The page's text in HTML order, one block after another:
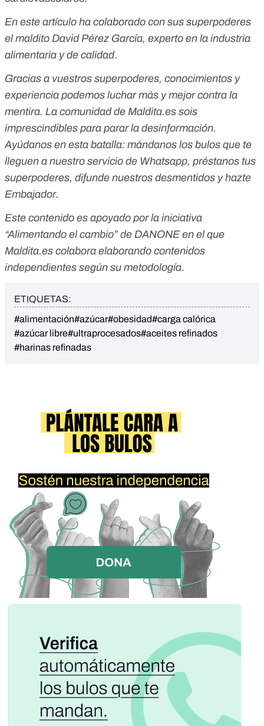
En este artículo ha colaborado con sus superpoderes
el maldito David Pérez García, experto en la industria
alimentaria y de calidad.
Gracias a vuestros superpoderes, conocimientos y
experiencia podemos luchar más y mejor contra la
mentira. La comunidad de Maldita.es sois
imprescindibles para parar la desinformación.
Ayúdanos en esta batalla: mándanos los bulos que te
lleguen a nuestro servicio de Whatsapp, préstanos tus
superpoderes, difunde nuestros desmentidos y hazte
Embajador.
Este contenido es apoyado por la iniciativa
“Alimentando el cambio” de DANONE en el que
Maldita.es colabora elaborando contenidos
independientes según su metodología.
ETIQUETAS:
#alimentación#azúcar#obesidad#carga calórica
#azúcar libre#ultraprocesados#aceites refinados
#harinas refinadas